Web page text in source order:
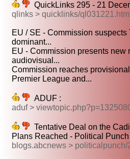
QuickLinks 295 - 21
qlinks > quicklinks/ql031221.htm
EU / SE - Commission
dominant...
EU - Commission presents new
audiovisual...
Commission reaches
Premier League and...
ADUF :
aduf >
Tentative Deal on the
Plans Reached - Political Punch
blogs.abcnews > politicalpunch/